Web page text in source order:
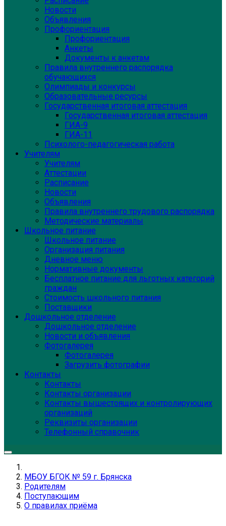
Новости
Объявления
Профориентация
Профориентация
Анкеты
Документы к анкетам
Правила внутреннего распорядка
обучающихся
Олимпиады и конкурсы
Образовательные ресурсы
Государственная итоговая аттестация
Государственная итоговая аттестация
ГИА-9
ГИА-11
Психолого-педагогическая работа
Учителям
Учителям
Аттестации
Расписание
Новости
Объявления
Правила внутреннего трудового распорядка
Методические материалы
Школьное питание
Школьное питание
Организация питания
Дневное меню
Нормативные документы
Бесплатное питание для льготных категорий
граждан
Стоимость школьного питания
Поставщики
Дошкольное отделение
Дошкольное отделение
Новости и объявления
Фотогалерея
Фотогалерея
Загрузить фотографии
Контакты
Контакты
Контакты организации
Контакты вышестоящих и контролирующих
организаций
Реквизиты организации
Телефонный справочник
МБОУ БГОК № 59 г. Брянска
Родителям
Поступающим
О правилах приёма